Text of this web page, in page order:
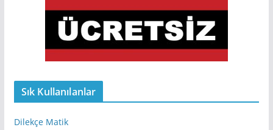
Sık Kullanılanlar
Dilekçe Matik